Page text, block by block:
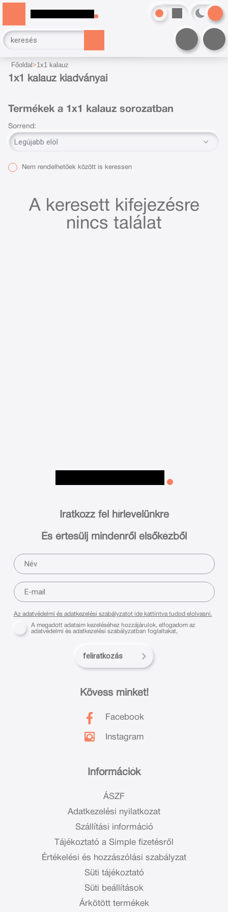
Főoldal 1x1 kalauz
1x1 kalauz kiadványai
Termékek a 1x1 kalauz sorozatban
Sorrend:
Nem rendelhetőek között is keressen
A keresett kifejezésre
nincs találat
Információk
ÁSZF
Adatkezelési nyilatkozat
Szállítási információ
Tájékoztató a Simple fizetésről
Értékelési és hozzászólási szabályzat
Süti tájékoztató
Süti beállítások
Árkötött termékek
Kövess minket!
Facebook
Instagram
Iratkozz fel hírlevelünkre
És értesülj mindenről elsőkézből
Az adatvédelmi és adatkezelési szabályzatot ide kattintva tudod elolvasni.
A megadott adataim kezeléséhez hozzájárulok, elfogadom az
adatvédelmi és adatkezelési szabályzatban foglaltakat,
feliratkozás